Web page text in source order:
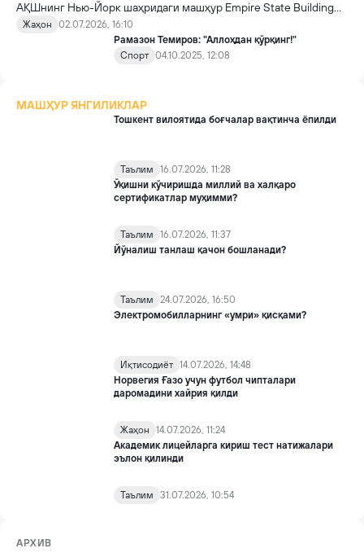
АҚШнинг Нью-Йорк шаҳридаги машҳур Empire State Building
осмонўпар биносида содир бўлган хавфли воқеа жаҳон ОАВ
диққат марказига айланди. Бинонинг энг юқори қисмига
ноқонуний чиққан жуфтлик у ерда байроқ илиб, сўнг турмуш
Жаҳон
02.07.2026, 16:10
Рамазон Темиров: "Аллоҳдан қўрқинг!"
Спорт 04.10.2025, 12:08
МАШҲУР ЯНГИЛИКЛАР
Тошкент вилоятида боғчалар вақтинча ёпилди
Таълим
16.07.2026, 11:28
Ўқишни кўчиришда миллий ва халқаро
сертификатлар муҳимми?
Таълим
16.07.2026, 11:37
Йўналиш танлаш қачон бошланади?
Таълим
24.07.2026, 16:50
Электромобилларнинг «умри» қисқами?
Иқтисодиёт 14.07.2026, 14:48
Норвегия Ғазо учун футбол чипталари
даромадини хайрия қилди
Жаҳон
14.07.2026, 11:24
Академик лицейларга кириш тест натижалари
эълон қилинди
Таълим 31.07.2026, 10:54
АРХИВ